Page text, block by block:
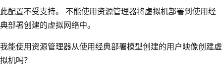
此配置不受支持。 不能使用资源管理器将虚拟机部署到使用经
典部署创建的虚拟网络中。
我能使用资源管理器从使用经典部署模型创建的用户映像创建虚
拟机吗？